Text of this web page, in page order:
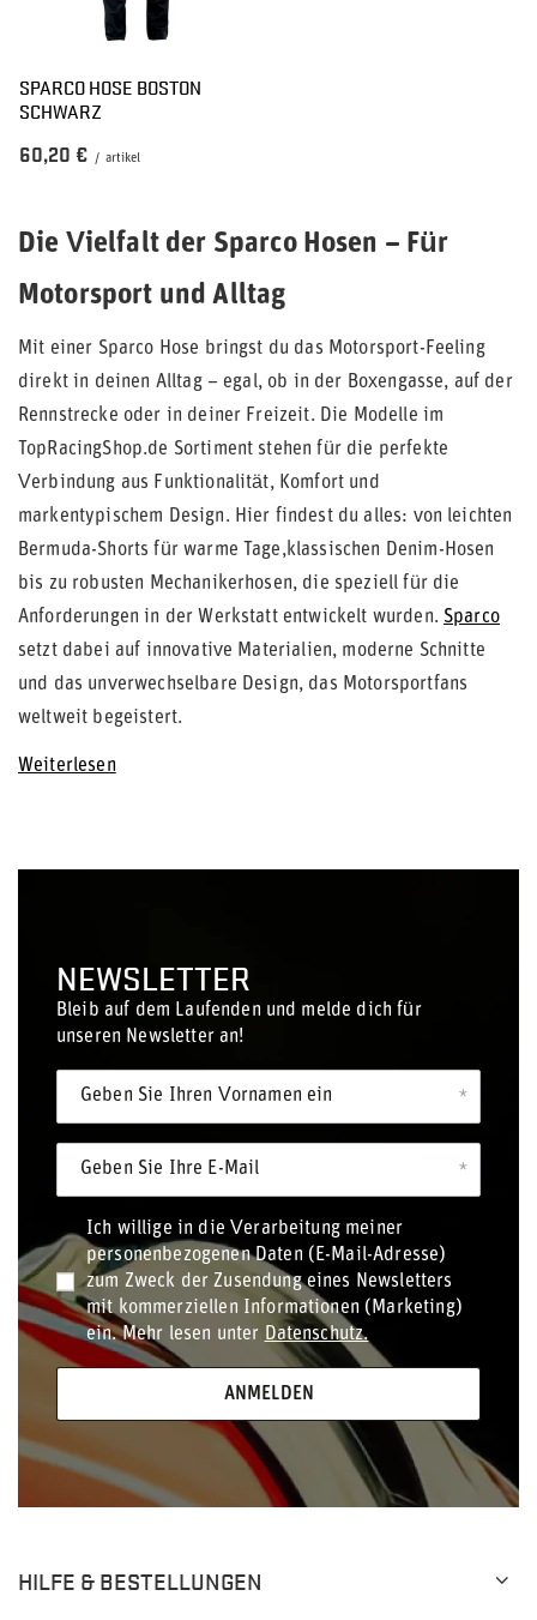
SPARCO HOSE BOSTON
SCHWARZ
60,20 € / artikel
Die Vielfalt der Sparco Hosen – Für
Motorsport und Alltag
Mit einer Sparco Hose bringst du das Motorsport-Feeling
direkt in deinen Alltag – egal, ob in der Boxengasse, auf der
Rennstrecke oder in deiner Freizeit. Die Modelle im
TopRacingShop.de Sortiment stehen für die perfekte
Verbindung aus Funktionalität, Komfort und
markentypischem Design. Hier findest du alles: von leichten
Bermuda-Shorts für warme Tage,klassischen Denim-Hosen
bis zu robusten Mechanikerhosen, die speziell für die
Anforderungen in der Werkstatt entwickelt wurden. Sparco
setzt dabei auf innovative Materialien, moderne Schnitte
und das unverwechselbare Design, das Motorsportfans
weltweit begeistert.
Weiterlesen
NEWSLETTER
Bleib auf dem Laufenden und melde dich für
unseren Newsletter an!
Geben Sie Ihren Vornamen ein
Geben Sie Ihre E-Mail
Ich willige in die Verarbeitung meiner
personenbezogenen Daten (E-Mail-Adresse)
zum Zweck der Zusendung eines Newsletters
mit kommerziellen Informationen (Marketing)
ein. Mehr lesen unter Datenschutz.
ANMELDEN
HILFE & BESTELLUNGEN